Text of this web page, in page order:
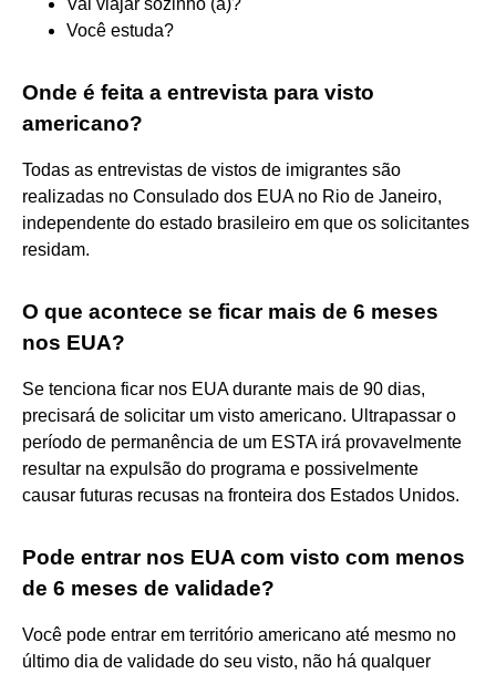
Você estuda?
Onde é feita a entrevista para visto
americano?
Todas as entrevistas de vistos de imigrantes são
realizadas no Consulado dos EUA no Rio de Janeiro,
independente do estado brasileiro em que os solicitantes
residam.
O que acontece se ficar mais de 6 meses
nos EUA?
Se tenciona ficar nos EUA durante mais de 90 dias,
precisará de solicitar um visto americano. Ultrapassar o
período de permanência de um ESTA irá provavelmente
resultar na expulsão do programa e possivelmente
causar futuras recusas na fronteira dos Estados Unidos.
Pode entrar nos EUA com visto com menos
de 6 meses de validade?
Você pode entrar em território americano até mesmo no
último dia de validade do seu visto, não há qualquer